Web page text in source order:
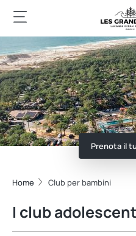
Prenota il
Home Club per bambini
I club